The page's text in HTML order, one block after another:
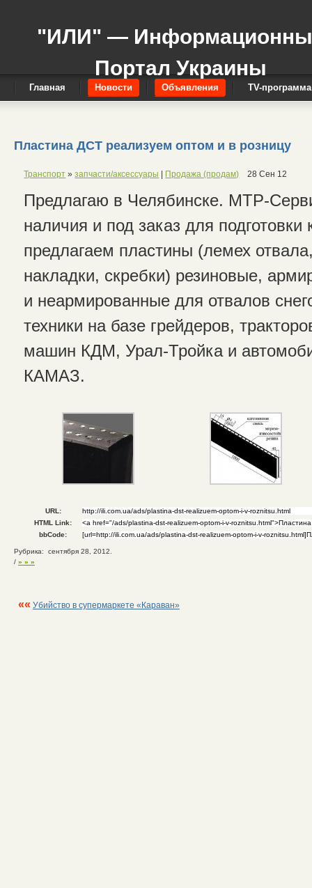
"ИЛИ" —
Портал Украины
Главная Новости Объявления TV-программа
Пластина ДСТ реализуем оптом и в розницу
Транспорт »запчасти/аксессуары Продажа (продам) 28 Сен 12
Предлагаю в Челябинске. МТР-
наличия и под заказ для
предлагаем пластины (лемех
накладки, скребки) резиновые,
и неармированные для отвалов
техники на базе грейдеров,
машин КДМ, Урал-Тройка и
КАМАЗ.
URL:
HTML Link:
bbCode:
Рубрика: сентября 28, 2012.
/ » » »
«« Убийство в супермаркете «Караван»